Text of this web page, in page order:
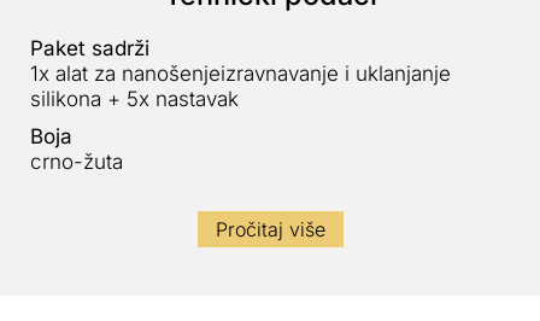
Paket sadrži
1x alat za nanošenjeizravnavanje i uklanjanje
silikona + 5x nastavak
Boja
crno-žuta
Pročitaj više